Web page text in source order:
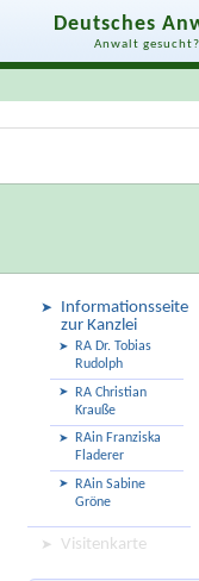
Deutsches
Anwalt
Informationsseite
zur Kanzlei
RA Dr. Tobias
Rudolph
RA Christian
Krauße
RAin Franziska
Fladerer
RAin Sabine
Gröne
Visitenkarte